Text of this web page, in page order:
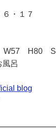
・１７
W57 H80
呂
blog